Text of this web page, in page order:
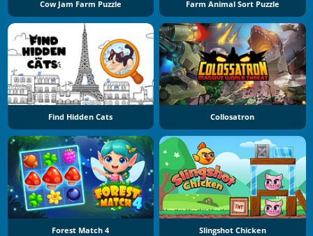
Cow Jam Farm Puzzle Farm Animal Sort Puzzle
Find Hidden Cats Collosatron
Forest Match 4 Slingshot Chicken